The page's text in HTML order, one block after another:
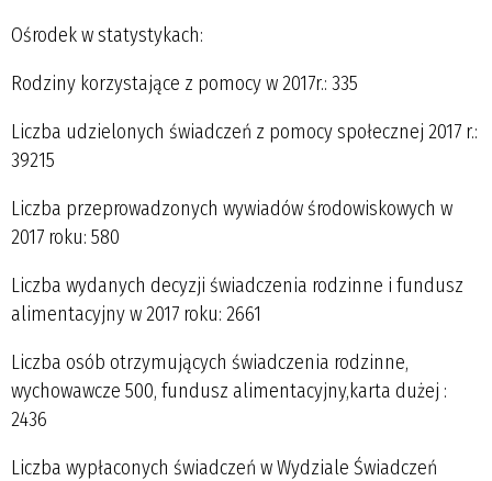
Ośrodek w statystykach:
Rodziny korzystające z pomocy w 2017r.: 335
Liczba udzielonych świadczeń z pomocy społecznej 2017 r.:
39215
Liczba przeprowadzonych wywiadów środowiskowych w
2017 roku: 580
Liczba wydanych decyzji świadczenia rodzinne i fundusz
alimentacyjny w 2017 roku: 2661
Liczba osób otrzymujących świadczenia rodzinne,
wychowawcze 500, fundusz alimentacyjny,karta dużej :
2436
Liczba wypłaconych świadczeń w Wydziale Świadczeń